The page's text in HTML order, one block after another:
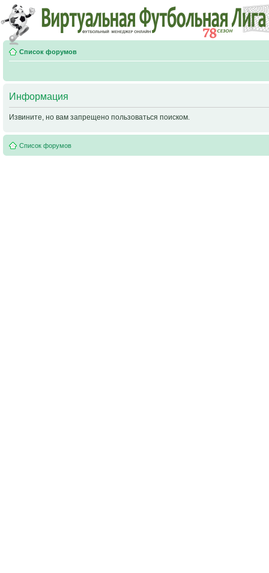
Список форумов
Информация
Извините, но вам запрещено пользоваться поиском.
Список форумов